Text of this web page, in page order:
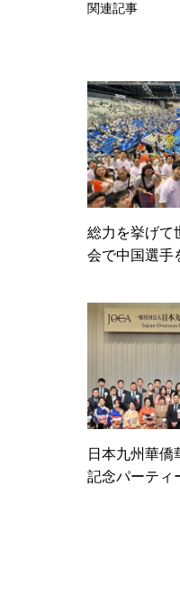
関連記事
総力を挙げて
会で中国選手
日本九州華
記念パーティ